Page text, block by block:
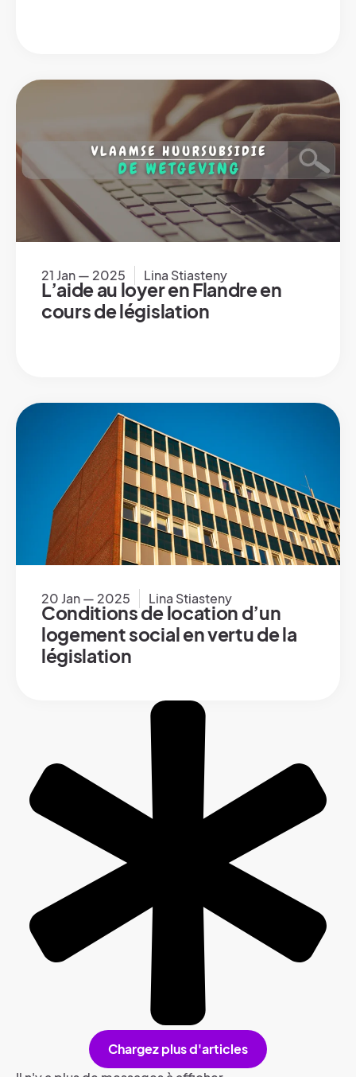
21 Jan — 2025 Lina Stiasteny
L’aide au loyer en Flandre en
cours de législation
20 Jan — 2025 Lina Stiasteny
Conditions de location d’un
logement social en vertu de la
législation
Chargez plus d'articles